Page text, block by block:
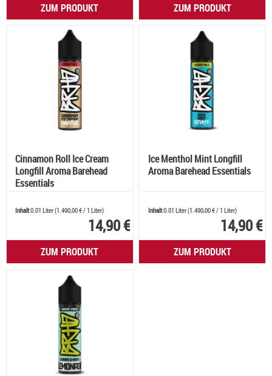
ZUM PRODUKT ZUM PRODUKT
Cinnamon Roll Ice Cream
Longfill Aroma Barehead
Essentials
Inhalt0.01 Liter(1.490,00 €/ 1 Liter)
14,90 €
ZUM PRODUKT
Ice Menthol Mint Longfill
Aroma Barehead Essentials
Inhalt0.01 Liter(1.490,00 €/ 1 Liter)
14,90 €
ZUM PRODUKT